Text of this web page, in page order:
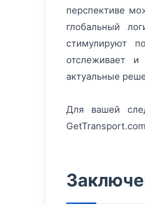
перспективе
глобальный
стимулируют
отслеживает
актуальные
Для вашей